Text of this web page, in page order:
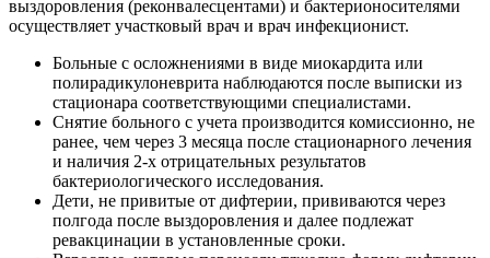
выздоровления (реконвалесцентами) и бактерионосителями
осуществляет участковый врач и врач инфекционист.
Больные с осложнениями в виде миокардита или
полирадикулоневрита наблюдаются после выписки из
стационара соответствующими специалистами.
Снятие больного с учета производится комиссионно, не
ранее, чем через 3 месяца после стационарного лечения
и наличия 2-х отрицательных результатов
бактериологического исследования.
Дети, не привитые от дифтерии, прививаются через
полгода после выздоровления и далее подлежат
ревакцинации в установленные сроки.